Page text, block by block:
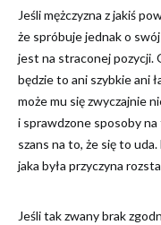
Jeśli mężczyzna z jakiś
że spróbuje jednak o
jest na straconej pozycji.
będzie to ani szybkie ani
może mu się zwyczajnie
i sprawdzone sposoby
szans na to, że się to
jaka była przyczyna
Jeśli tak zwany brak